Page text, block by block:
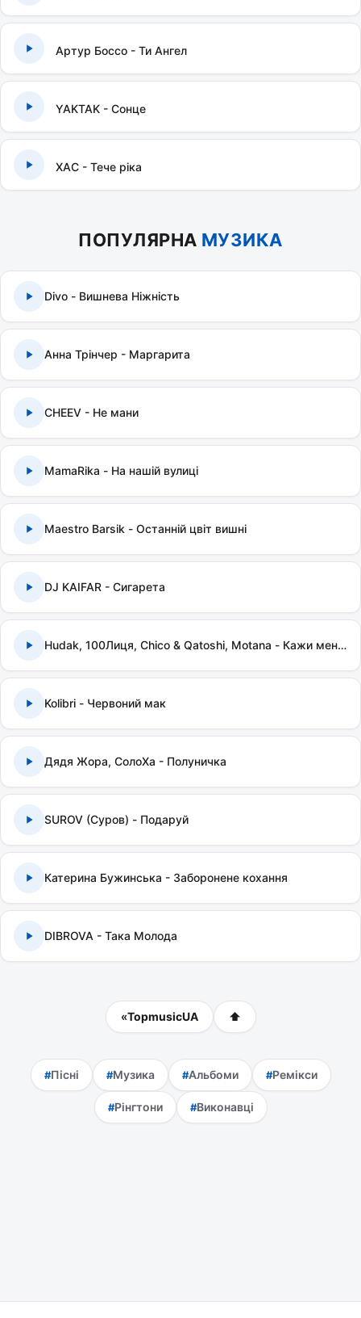
Артур Боссо - Ти Ангел
YAKTAK - Сонце
ХАС - Тече ріка
ПОПУЛЯРНА МУЗИКА
Divo - Вишнева Ніжність
Анна Трінчер - Маргарита
CHEEV - Не мани
MamaRika - На нашій вулиці
Maestro Barsik - Останній цвіт вишні
DJ KAIFAR - Сигарета
Hudak, 100Лиця, Chico & Qatoshi, Motana - Кажи мені правду
Kolibri - Червоний мак
Дядя Жора, СолоХа - Полуничка
SUROV (Суров) - Подаруй
Катерина Бужинська - Заборонене кохання
DIBROVA - Така Молода
«TopmusicUA ⬆
Пісні Музика Альбоми Ремікси
Рінгтони Виконавці